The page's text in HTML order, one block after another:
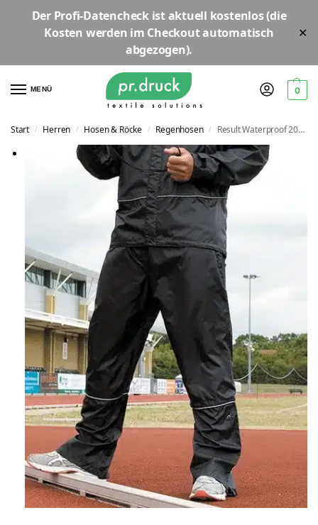
Der Profi-Datencheckist aktuell kostenlos(die
Kosten werden im Checkout automatisch
abgezogen).
✕
MENÜ 0
Start / Herren / Hosen & Röcke / Regenhosen / Result Waterproof 2000 Trouser | R156X